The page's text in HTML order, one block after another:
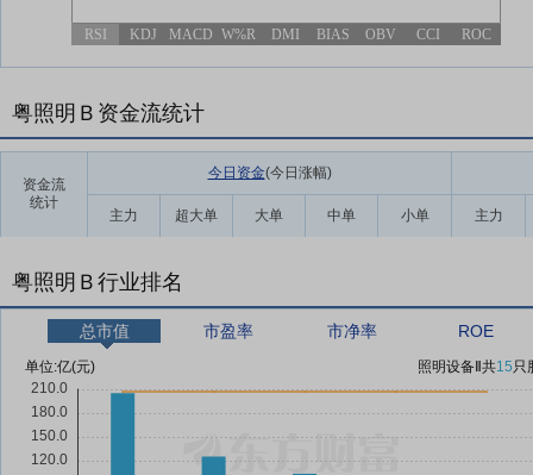
RSI KDJ MACD W%R DMI BIAS OBV CCI ROC
粤照明Ｂ资金流统计
资金流
统计
今日资金(今日涨幅)
主力 超大单 大单 中单 小单 主力
粤照明Ｂ行业排名
总市值 市盈率 市净率 ROE
单位:亿(元) 照明设备Ⅱ 共15只